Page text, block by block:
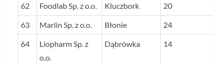
62 Foodlab Sp. z o.o. Kluczbork 20
63 Marlin Sp. z o.o. Błonie 24
64
Liopharm Sp. z
o.o.
Dąbrówka 14